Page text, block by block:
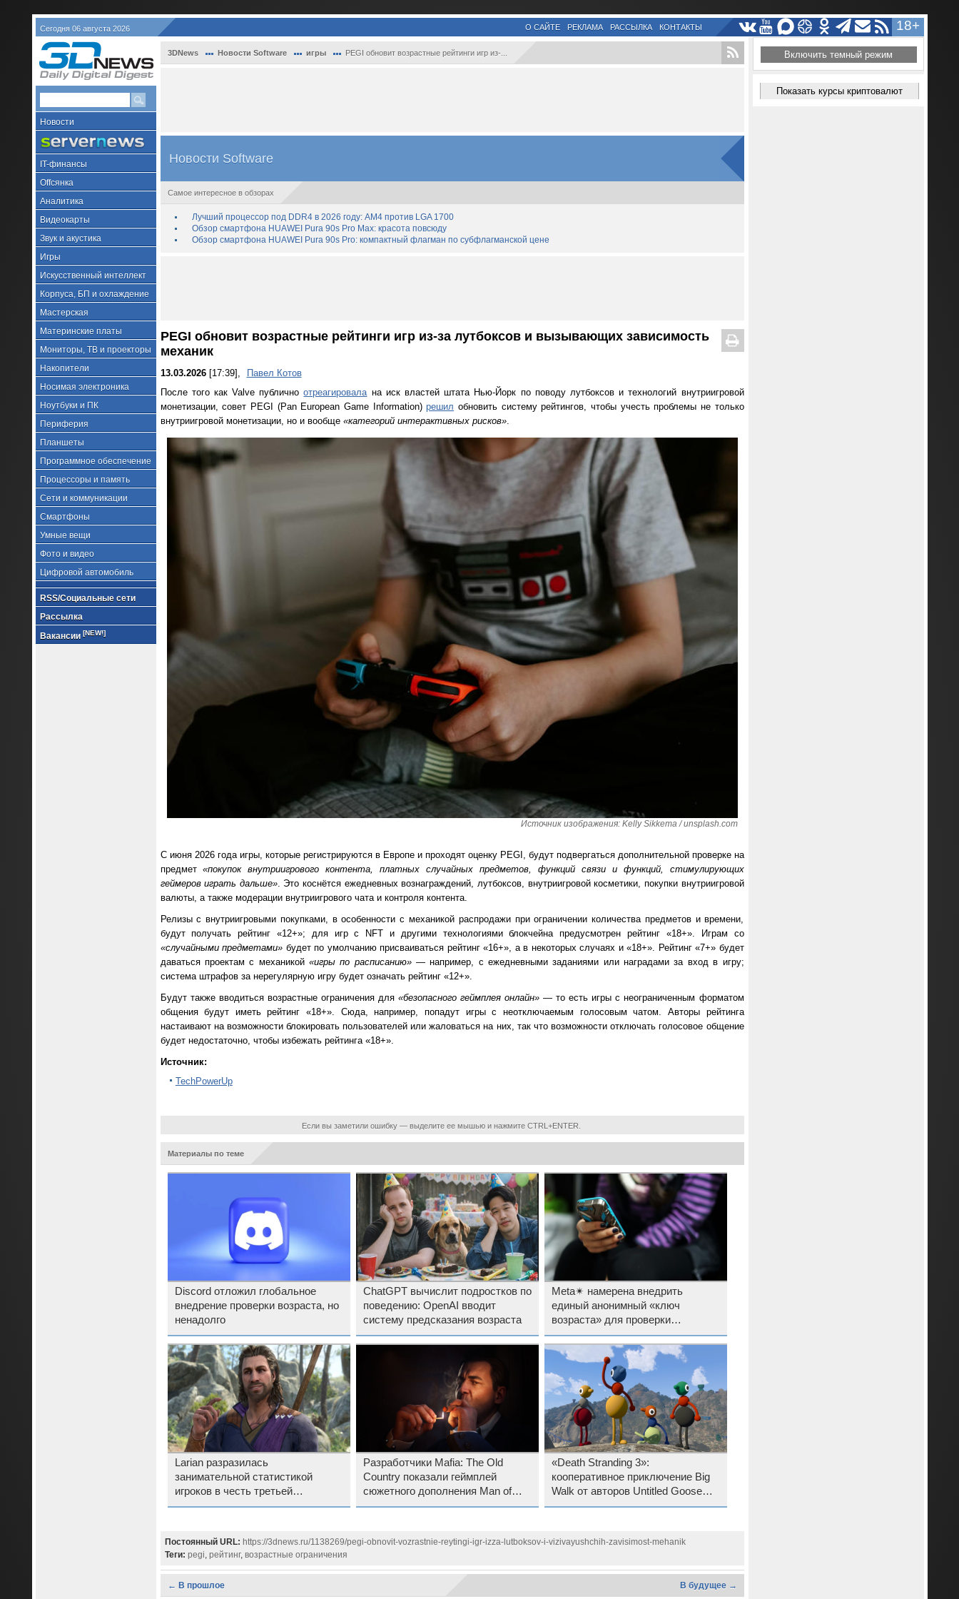
Сегодня 06 августа 2026 18+
О САЙТЕ РЕКЛАМА РАССЫЛКА КОНТАКТЫ
Новости
IT-финансы
Offсянка
Аналитика
Видеокарты
Звук и акустика
Игры
Искусственный интеллект
Корпуса, БП и охлаждение
Мастерская
Материнские платы
Мониторы, ТВ и проекторы
Накопители
Носимая электроника
Ноутбуки и ПК
Периферия
Планшеты
Программное обеспечение
Процессоры и память
Сети и коммуникации
Смартфоны
Умные вещи
Фото и видео
Цифровой автомобиль
RSS/Социальные сети
Рассылка
Вакансии [NEW!]
3DNews Новости Software игры PEGI обновит возрастные рейтинги игр из-...
Новости Software
Самое интересное в обзорах
Лучший процессор под DDR4 в 2026 году: AM4 против LGA 1700
Обзор смартфона HUAWEI Pura 90s Pro Max: красота повсюду
Обзор смартфона HUAWEI Pura 90s Pro: компактный флагман по субфлагманской цене
PEGI обновит возрастные рейтинги игр из-за лутбоксов и вызывающих зависимость
механик
13.03.2026[17:39],
Павел Котов
После того как Valve публичноотреагировалана иск властей штата Нью-Йорк по поводу лутбоксов и технологий внутриигровой
монетизации, совет PEGI (Pan European Game Information)решил обновить систему рейтингов, чтобы учесть проблемы не только
внутриигровой монетизации, но и вообще «категорий интерактивных рисков».
Источник изображения: Kelly Sikkema / unsplash.com
С июня 2026 года игры, которые регистрируются в Европе и проходят оценку PEGI, будут подвергаться дополнительной проверке на
предмет«покупок внутриигрового контента, платных случайных предметов, функций связи и функций, стимулирующих
геймеров играть дальше». Это коснётся ежедневных вознаграждений, лутбоксов, внутриигровой косметики, покупки внутриигровой
валюты, а также модерации внутриигрового чата и контроля контента.
Релизы с внутриигровыми покупками, в особенности с механикой распродажи при ограничении количества предметов и времени,
будут получать рейтинг «12+»; для игр с NFT и другими технологиями блокчейна предусмотрен рейтинг «18+». Играм со
«случайными предметами» будет по умолчанию присваиваться рейтинг «16+», а в некоторых случаях и «18+». Рейтинг «7+» будет
даваться проектам с механикой «игры по расписанию»— например, с ежедневными заданиями или наградами за вход в игру;
система штрафов за нерегулярную игру будет означать рейтинг «12+».
Будут также вводиться возрастные ограничения для «безопасного геймплея онлайн» — то есть игры с неограниченным форматом
общения будут иметь рейтинг «18+». Сюда, например, попадут игры с неотключаемым голосовым чатом. Авторы рейтинга
настаивают на возможности блокировать пользователей или жаловаться на них, так что возможности отключать голосовое общение
будет недостаточно, чтобы избежать рейтинга «18+».
Источник:
TechPowerUp
Если вы заметили ошибку — выделите ее мышью и нажмите CTRL+ENTER.
Материалы по теме
Discord отложил глобальное
внедрение проверки возраста, но
ненадолго
ChatGPT вычислит подростков по
поведению: OpenAI вводит
систему предсказания возраста
Meta✴ намерена внедрить
единый анонимный «ключ
возраста» для проверки
пользователей Instagram✴,
WhatsApp и Facebook✴
Larian разразилась
занимательной статистикой
игроков в честь третьей
годовщины Baldur’s Gate 3
Разработчики Mafia: The Old
Country показали геймплей
сюжетного дополнения Man of
Honor, в котором появится звезда
«Death Stranding 3»:
кооперативное приключение Big
Walk от авторов Untitled Goose
Game очаровало игроков и
Постоянный URL: https://3dnews.ru/1138269/pegi-obnovit-vozrastnie-reytingi-igr-izza-lutboksov-i-vizivayushchih-zavisimost-mehanik
Теги: pegi, рейтинг, возрастные ограничения
← В прошлое В будущее →
Включить темный режим
Показать курсы криптовалют